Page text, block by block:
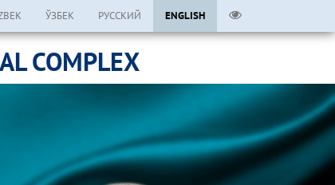
ЎЗБЕК РУССКИЙ ENGLISH
COMPLEX